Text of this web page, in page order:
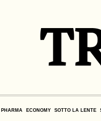
PHARMA ECONOMY SOTTO LA LENTE